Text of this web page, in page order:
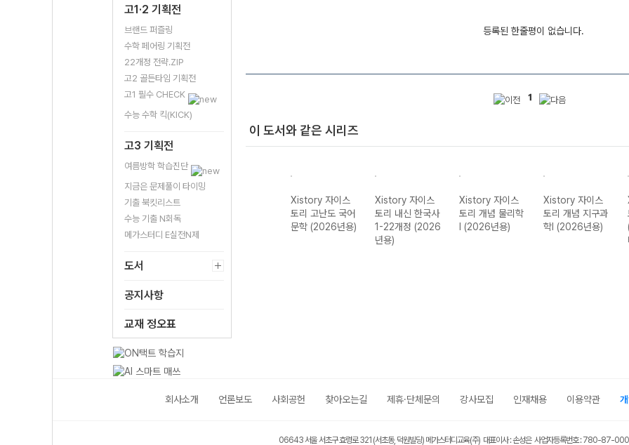
고1·2 기획전
브랜드 퍼즐링
수학 페어링 기획전
22개정 전략.ZIP
고2 골든타임 기획전
고1 필수 CHECK
수능 수학 킥(KICK)
고3 기획전
여름방학 학습진단
지금은 문제풀이 타이밍
기출 북킷리스트
수능 기출 N회독
메가스터디 E실전N제
도서
공지사항
교재 정오표
등록된 한줄평이 없습니다.
1
이 도서와 같은 시리즈
Xistory 자이스
토리 고난도 영어
Xistory 자이스
토리 고난도 국어
문학 (2026년용)
Xistory 자이스
토리 내신 한국사
1-22개정 (2026
년용)
Xistory 자이스
토리 개념 물리학
I (2026년용)
Xistory 자이스
토리 개념 지구과
학I (2026년용)
회사소개 언론보도 사회공헌 찾아오는길 제휴·단체문의 강사모집 인재채용 이용약관
06643 서울 서초구 효령로 321 (서초동, 덕원빌딩) 메가스터디교육(주) 대표이사 : 손성은 사업자등록번호 : 780-87-